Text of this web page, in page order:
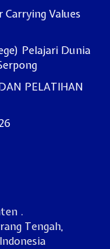
Carrying Values
Pelajari Dunia
PELATIHAN
.
Tengah,